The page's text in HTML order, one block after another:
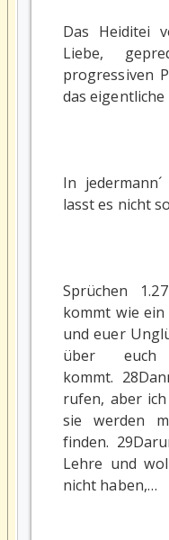
Das Heiditei
Liebe,
progressiven
das eigentliche
In
lasst es nicht
Sprüchen
kommt wie
und euer
über
kommt.
rufen, aber
sie werden
finden.
Lehre und
nicht haben,…